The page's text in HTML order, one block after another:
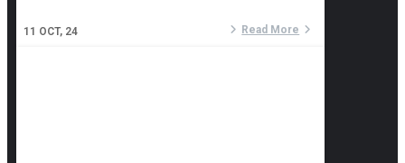
11 OCT, 24 Read More